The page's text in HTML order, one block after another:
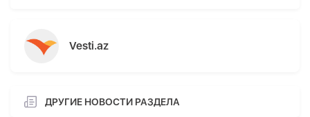
Vesti.az
ДРУГИЕ НОВОСТИ РАЗДЕЛА